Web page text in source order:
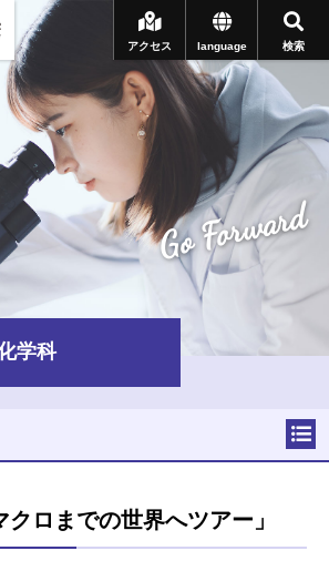
検索
language
アクセス
Go Forward
学科
クロまでの世界へツアー」